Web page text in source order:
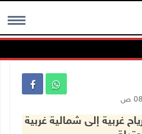
MENU
غربية إلى شمالية غربية